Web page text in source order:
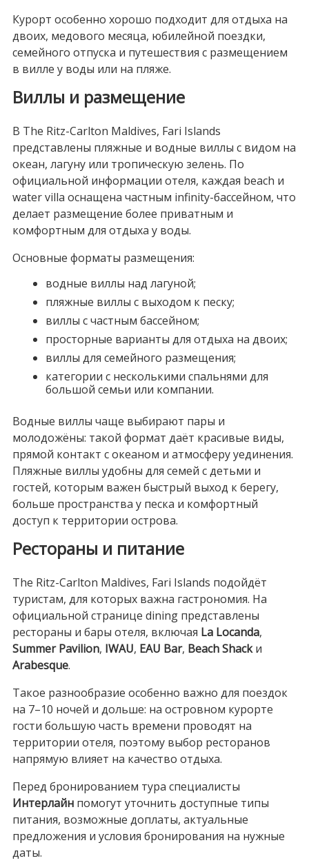
Курорт особенно хорошо подходит для отдыха на
двоих, медового месяца, юбилейной поездки,
семейного отпуска и путешествия с размещением
в вилле у воды или на пляже.
Виллы и размещение
В The Ritz-Carlton Maldives, Fari Islands
представлены пляжные и водные виллы с видом на
океан, лагуну или тропическую зелень. По
официальной информации отеля, каждая beach и
water villa оснащена частным infinity-бассейном, что
делает размещение более приватным и
комфортным для отдыха у воды.
Основные форматы размещения:
водные виллы над лагуной;
пляжные виллы с выходом к песку;
виллы с частным бассейном;
просторные варианты для отдыха на двоих;
виллы для семейного размещения;
категории с несколькими спальнями для
большой семьи или компании.
Водные виллы чаще выбирают пары и
молодожёны: такой формат даёт красивые виды,
прямой контакт с океаном и атмосферу уединения.
Пляжные виллы удобны для семей с детьми и
гостей, которым важен быстрый выход к берегу,
больше пространства у песка и комфортный
доступ к территории острова.
Рестораны и питание
The Ritz-Carlton Maldives, Fari Islands подойдёт
туристам, для которых важна гастрономия. На
официальной странице dining представлены
рестораны и бары отеля, включая La Locanda,
Summer Pavilion, IWAU, EAU Bar, Beach Shackи
Arabesque.
Такое разнообразие особенно важно для поездок
на 7–10 ночей и дольше: на островном курорте
гости большую часть времени проводят на
территории отеля, поэтому выбор ресторанов
напрямую влияет на качество отдыха.
Перед бронированием тура специалисты
Интерлайнпомогут уточнить доступные типы
питания, возможные доплаты, актуальные
предложения и условия бронирования на нужные
даты.